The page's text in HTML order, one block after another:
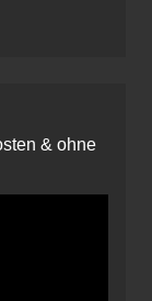
& ohne